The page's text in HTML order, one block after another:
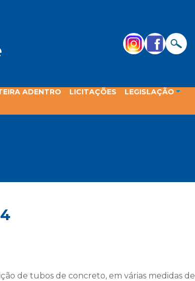
ADENTRO LICITAÇÕES LEGISLAÇÃO
de tubos de concreto, em várias medidas de